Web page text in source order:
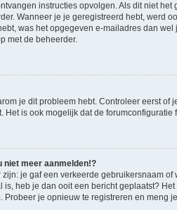
instructies opvolgen. Als dit niet
Wanneer je je geregistreerd hebt, werd
was het opgegeven e-mailadres dan
met de beheerder.
je dit probleem hebt. Controleer eerst
Het is ook mogelijk dat de
niet meer aanmelden!?
je gaf een verkeerde gebruikersnaam
heb je dan ooit een bericht geplaatst?
je opnieuw te registreren en meng